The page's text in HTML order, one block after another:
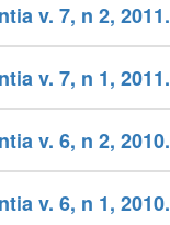
v. 7, n 2, 2011.
v. 7, n 1, 2011.
v. 6, n 2, 2010.
v. 6, n 1, 2010.